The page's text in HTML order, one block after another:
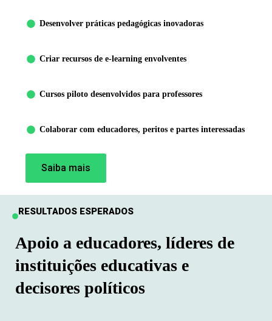
Desenvolver práticas pedagógicas inovadoras
Criar recursos de e-learning envolventes
Cursos piloto desenvolvidos para professores
Colaborar com educadores, peritos e partes interessadas
Saiba mais
RESULTADOS ESPERADOS
Apoio a educadores, líderes de
instituições educativas e
decisores políticos